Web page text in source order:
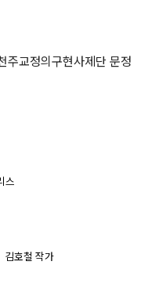
주교정의구현사제단 문정
스
호철 작가